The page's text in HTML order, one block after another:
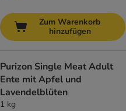
Zum Warenkorb
hinzufügen
Purizon Single Meat Adult
Ente mit Apfel und
Lavendelblüten
1 kg